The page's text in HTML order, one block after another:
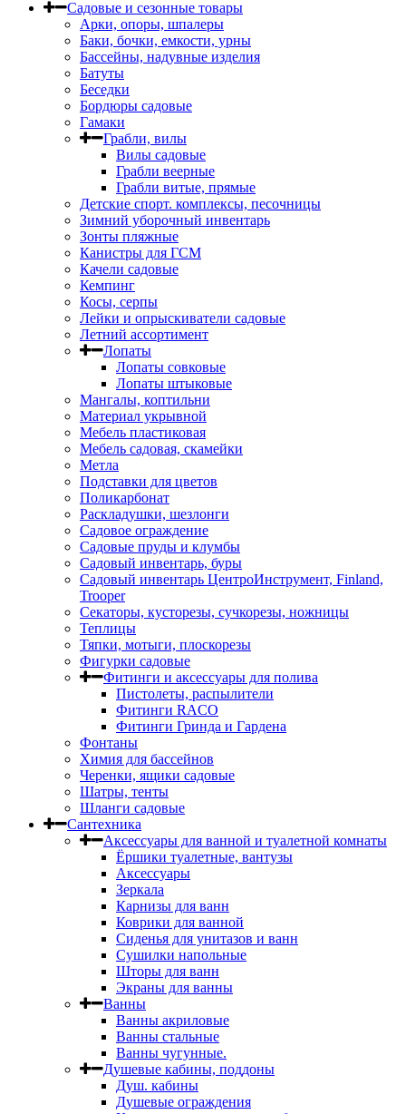
Садовые и сезонные товары
Арки, опоры, шпалеры
Баки, бочки, емкости, урны
Бассейны, надувные изделия
Батуты
Беседки
Бордюры садовые
Гамаки
Грабли, вилы
Вилы садовые
Грабли веерные
Грабли витые, прямые
Детские спорт. комплексы, песочницы
Зимний уборочный инвентарь
Зонты пляжные
Канистры для ГСМ
Качели садовые
Кемпинг
Косы, серпы
Лейки и опрыскиватели садовые
Летний ассортимент
Лопаты
Лопаты совковые
Лопаты штыковые
Мангалы, коптильни
Материал укрывной
Мебель пластиковая
Мебель садовая, скамейки
Метла
Подставки для цветов
Поликарбонат
Раскладушки, шезлонги
Садовое ограждение
Садовые пруды и клумбы
Садовый инвентарь, буры
Садовый инвентарь ЦентроИнструмент, Finland,
Trooper
Секаторы, кусторезы, сучкорезы, ножницы
Теплицы
Тяпки, мотыги, плоскорезы
Фигурки садовые
Фитинги и аксессуары для полива
Пистолеты, распылители
Фитинги RACO
Фитинги Гринда и Гардена
Фонтаны
Химия для бассейнов
Черенки, ящики садовые
Шатры, тенты
Шланги садовые
Сантехника
Аксессуары для ванной и туалетной комнаты
Ёршики туалетные, вантузы
Аксессуары
Зеркала
Карнизы для ванн
Коврики для ванной
Сиденья для унитазов и ванн
Сушилки напольные
Шторы для ванн
Экраны для ванны
Ванны
Ванны акриловые
Ванны стальные
Ванны чугунные.
Душевые кабины, поддоны
Душ. кабины
Душевые ограждения